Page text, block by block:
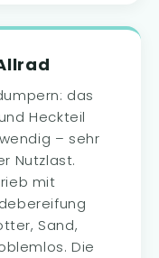
das
Heckteil
– sehr
Nutzlast.
mit
Sand,
Die